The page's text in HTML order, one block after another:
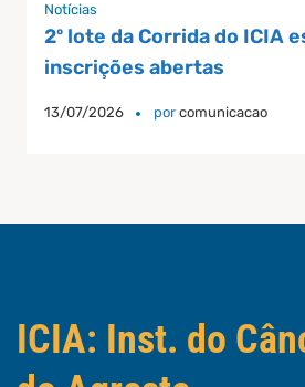
Notícias
2º lote da Corrida do ICIA
inscrições abertas
13/07/2026 por comunicacao
ICIA: Inst. do